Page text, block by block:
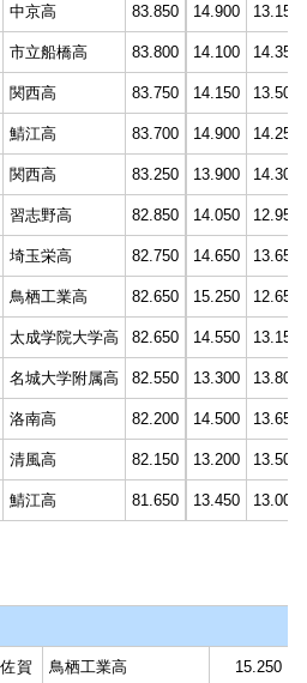
中京高 83.850 14.900 13.150
市立船橋高 83.800 14.100 14.350
関西高 83.750 14.150 13.500
鯖江高 83.700 14.900 14.250
関西高 83.250 13.900 14.300
習志野高 82.850 14.050 12.950
埼玉栄高 82.750 14.650 13.650
鳥栖工業高 82.650 15.250 12.650
太成学院大学高 82.650 14.550 13.150
名城大学附属高 82.550 13.300 13.800
洛南高 82.200 14.500 13.650
清風高 82.150 13.200 13.500
鯖江高 81.650 13.450 13.000
佐賀 鳥栖工業高 15.250